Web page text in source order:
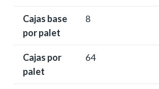
Cajas base
por palet
8
Cajas por
palet
64